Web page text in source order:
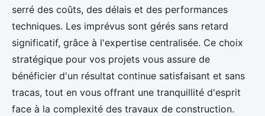
serré des coûts, des délais et des performances
techniques. Les imprévus sont gérés sans retard
significatif, grâce à l'expertise centralisée. Ce choix
stratégique pour vos projets vous assure de
bénéficier d'un résultat continue satisfaisant et sans
tracas, tout en vous offrant une tranquillité d'esprit
face à la complexité des travaux de construction.